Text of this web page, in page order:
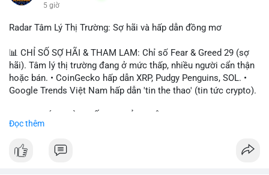
5 giờ
Radar Tâm Lý Thị Trường: Sợ hãi và hấp dẫn đồng mơ
📊 CHỈ SỐ SỢ HÃI & THAM LAM: Chỉ số Fear & Greed 29 (sợ
hãi). Tâm lý thị trường đang ở mức thấp, nhiều người cẩn thận
hoặc bán. • CoinGecko hấp dẫn XRP, Pudgy Penguins, SOL. •
Google Trends Việt Nam hấp dẫn 'tin the thao' (tin tức crypto).
ONDO, CASHCAT. • Chủ đề 'tô thị ty na' (tỷ giá) và 'giao thông'
BTC breakout và lệnh long/short.
Đọc thêm